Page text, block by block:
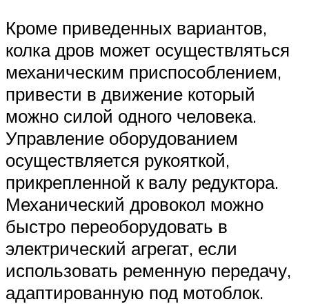
Кроме приведенных вариантов,
колка дров может осуществляться
механическим приспособлением,
привести в движение который
можно силой одного человека.
Управление оборудованием
осуществляется рукояткой,
прикрепленной к валу редуктора.
Механический дровокол можно
быстро переоборудовать в
электрический агрегат, если
использовать ременную передачу,
адаптированную под мотоблок.